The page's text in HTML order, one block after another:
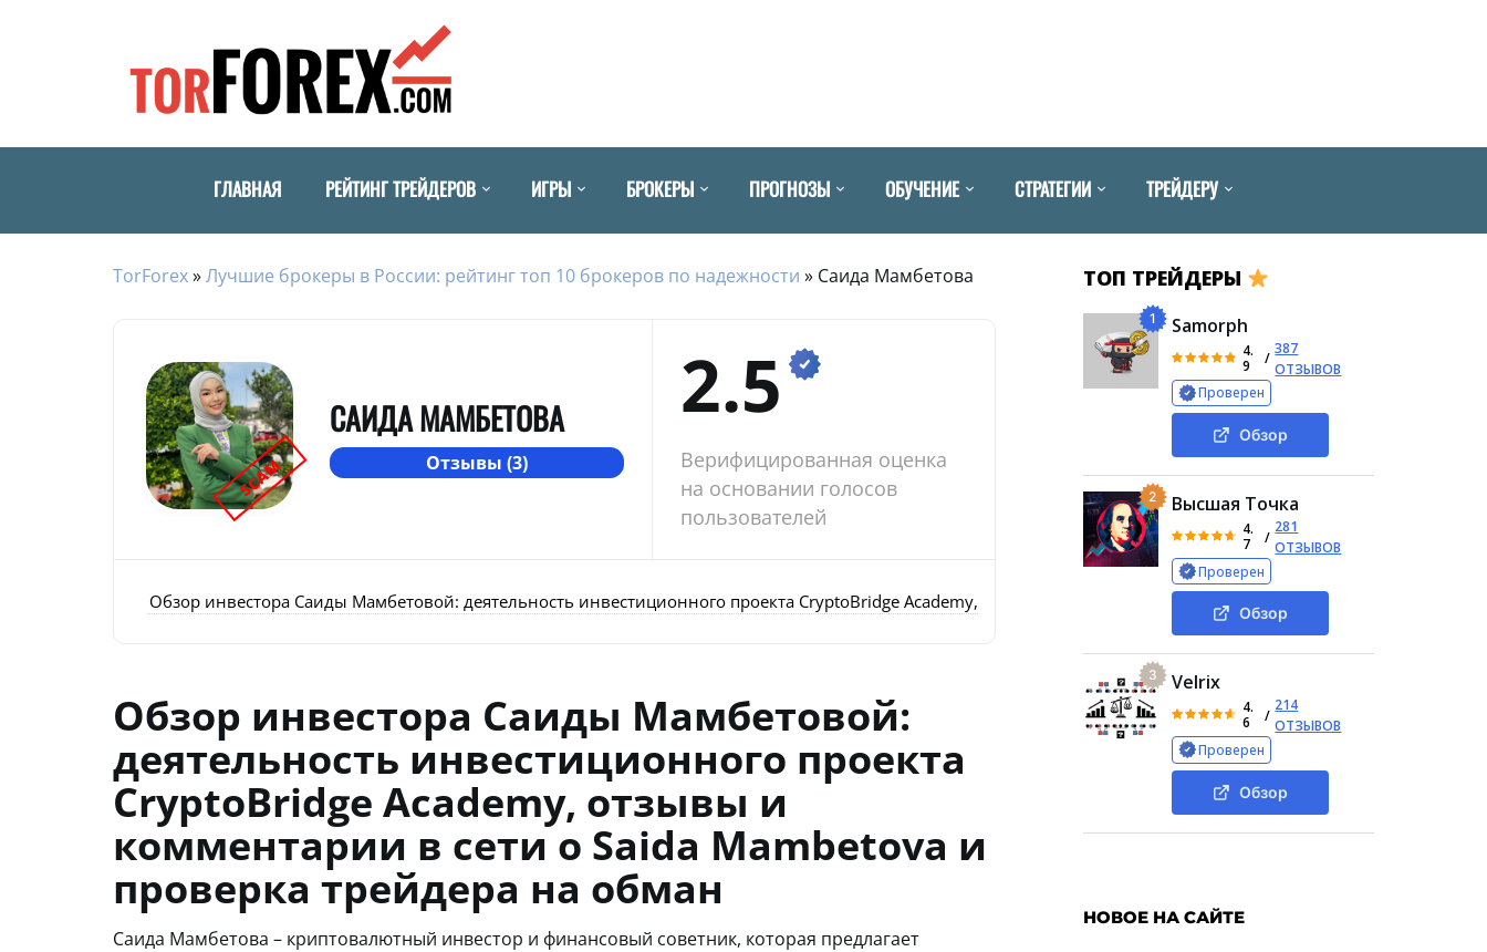
ГЛАВНАЯ РЕЙТИНГ ТРЕЙДЕРОВ ИГРЫ БРОКЕРЫ ПРОГНОЗЫ ОБУЧЕНИЕ СТРАТЕГИИ ТРЕЙДЕРУ
TorForex»Лучшие брокеры в России: рейтинг топ 10 брокеров по надежности » Саида Мамбетова
SCAM
САИДА МАМБЕТОВА
Отзывы (3)
2.5
Верифицированная оценка
на основании голосов
пользователей
Обзор инвестора Саиды Мамбетовой: деятельность инвестиционного проекта CryptoBridge Academy, отзывы и комментарии в сети о Saida Mambetova и
Обзор инвестора Саиды Мамбетовой:
деятельность инвестиционного проекта
CryptoBridge Academy, отзывы и
комментарии в сети о Saida Mambetova и
проверка трейдера на обман
Саида Мамбетова – криптовалютный инвестор и финансовый советник, которая предлагает
ТОП ТРЕЙДЕРЫ
1 Samorph
4.
9
/
387
ОТЗЫВОВ
Проверен
Обзор
2 Высшая Точка
4.
7
/
281
ОТЗЫВОВ
Проверен
Обзор
3 Velrix
4.
6
/
214
ОТЗЫВОВ
Проверен
Обзор
НОВОЕ НА САЙТЕ